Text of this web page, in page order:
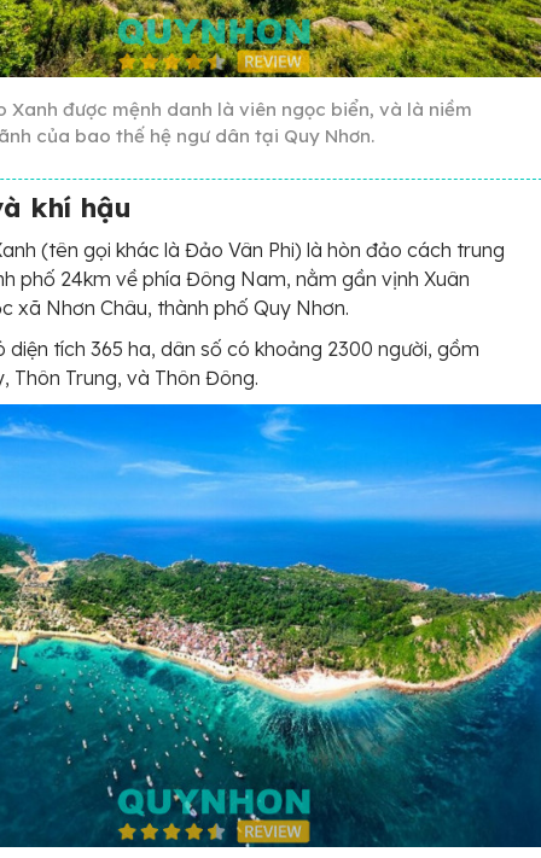
Xanh được mệnh danh là viên ngọc biển, và là niềm
của bao thế hệ ngư dân tại Quy Nhơn.
khí hậu
(tên gọi khác là Đảo Vân Phi) là hòn đảo cách trung
phố 24km về phía Đông Nam, nằm gần vịnh Xuân
xã Nhơn Châu, thành phố Quy Nhơn.
diện tích 365 ha, dân số có khoảng 2300 người, gồm
Thôn Trung, và Thôn Đông.